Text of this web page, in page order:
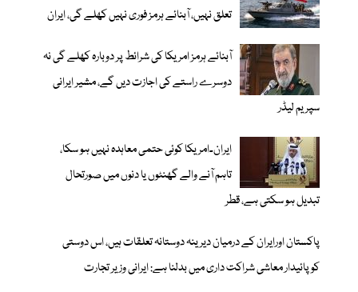
تعلق نہیں، آبنائے ہرمز فوری نہیں کھلے گی، ایران
آبنائے ہرمز امریکا کی شرائط پر دوبارہ کھلے گی نہ
دوسرے راستے کی اجازت دیں گے، مشیر ایرانی
سپریم لیڈر
ایران۔امریکا کوئی حتمی معاہدہ نہیں ہو سکا،
تاہم آنے والے گھنٹوں یا دنوں میں صورتحال
تبدیل ہو سکتی ہے، قطر
پاکستان اورایران کے درمیان دیرینہ دوستانہ تعلقات ہیں، اس دوستی
کوپائیدار معاشی شراکت داری میں بدلنا ہے: ایرانی وزیر تجارت